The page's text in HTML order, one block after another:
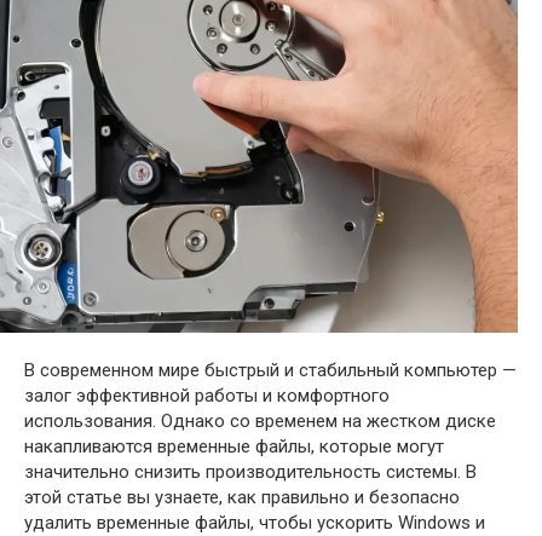
В современном мире быстрый и стабильный компьютер —
залог эффективной работы и комфортного
использования. Однако со временем на жестком диске
накапливаются временные файлы, которые могут
значительно снизить производительность системы. В
этой статье вы узнаете, как правильно и безопасно
удалить временные файлы, чтобы ускорить Windows и